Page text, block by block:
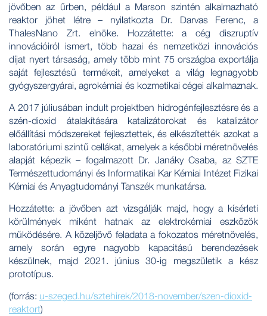
jövőben az űrben, például a Marson szintén alkalmazható
reaktor jöhet létre – nyilatkozta Dr. Darvas Ferenc, a
ThalesNano Zrt. elnöke. Hozzátette: a cég diszruptív
innovációiról ismert, több hazai és nemzetközi innovációs
díjat nyert társaság, amely több mint 75 országba exportálja
saját fejlesztésű termékeit, amelyeket a világ legnagyobb
gyógyszergyárai, agrokémiai és kozmetikai cégei alkalmaznak.
A 2017 júliusában indult projektben hidrogénfejlesztésre és a
szén-dioxid átalakítására katalizátorokat és katalizátor
előállítási módszereket fejlesztettek, és elkészítették azokat a
laboratóriumi szintű cellákat, amelyek a későbbi méretnövelés
alapját képezik – fogalmazott Dr. Janáky Csaba, az SZTE
Természettudományi és Informatikai Kar Kémiai Intézet Fizikai
Kémiai és Anyagtudományi Tanszék munkatársa.
Hozzátette: a jövőben azt vizsgálják majd, hogy a kísérleti
körülmények miként hatnak az elektrokémiai eszközök
működésére. A közeljövő feladata a fokozatos méretnövelés,
amely során egyre nagyobb kapacitású berendezések
készülnek, majd 2021. június 30-ig megszületik a kész
prototípus.
(forrás: u-szeged.hu/sztehirek/2018-november/szen-dioxid-
reaktort)